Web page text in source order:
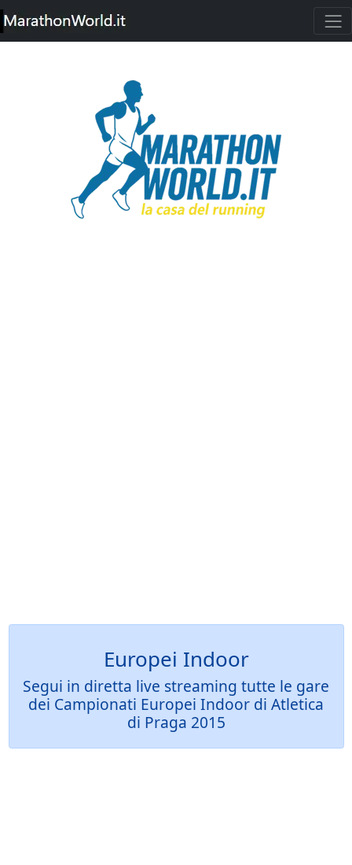
Europei Indoor
Segui in diretta live streaming tutte le gare
dei Campionati Europei Indoor di Atletica
di Praga 2015